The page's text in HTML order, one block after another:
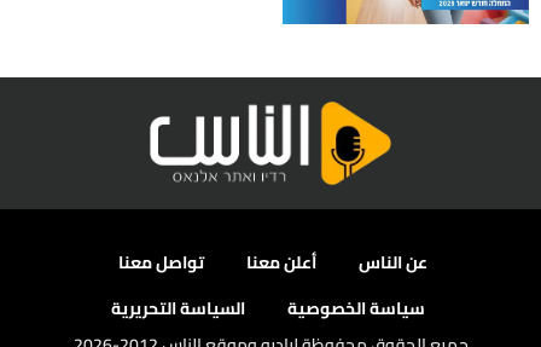
عن الناس أعلن معنا
تواصل معنا
سياسة الخصوصية
السياسة التحريرية